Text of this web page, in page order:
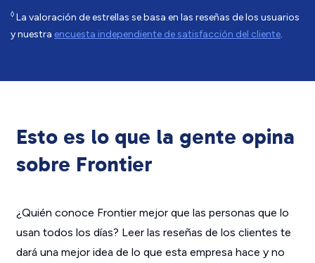
◊ La valoración de estrellas se basa en las reseñas de los usuarios
y nuestra encuesta independiente de satisfacción del cliente.
Esto es lo que la gente opina
sobre Frontier
¿Quién conoce Frontier mejor que las personas que lo
usan todos los días? Leer las reseñas de los clientes te
dará una mejor idea de lo que esta empresa hace y no